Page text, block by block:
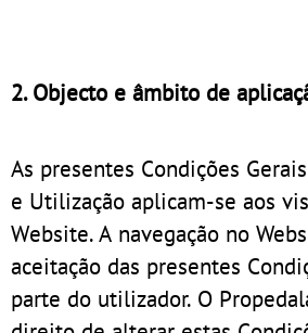
2. Objecto e âmbito de
As presentes Condições
e Utilização aplicam-se aos
Website. A navegação no
aceitação das presentes
parte do utilizador. O